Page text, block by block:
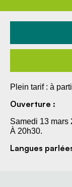
Plein tarif : à
Ouverture :
Samedi 13 mars
À 20h30.
Langues